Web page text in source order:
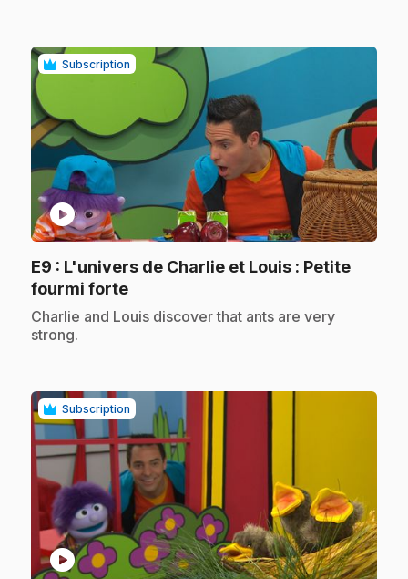
Subscription
play_circle
E9 : L'univers de Charlie et Louis : Petite
fourmi forte.
.Charlie and Louis discover that ants are very
strong.
Subscription
play_circle